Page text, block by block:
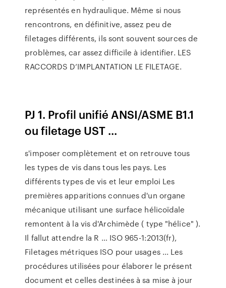
représentés en hydraulique. Même si nous
rencontrons, en définitive, assez peu de
filetages différents, ils sont souvent sources de
problèmes, car assez difficile à identifier. LES
RACCORDS D’IMPLANTATION LE FILETAGE.
PJ 1. Profil unifié ANSI/ASME B1.1
ou filetage UST ...
s'imposer complètement et on retrouve tous
les types de vis dans tous les pays. Les
différents types de vis et leur emploi Les
premières apparitions connues d'un organe
mécanique utilisant une surface hélicoïdale
remontent à la vis d'Archimède ( type "hélice" ).
Il fallut attendre la R … ISO 965-1:2013(fr),
Filetages métriques ISO pour usages ... Les
procédures utilisées pour élaborer le présent
document et celles destinées à sa mise à jour